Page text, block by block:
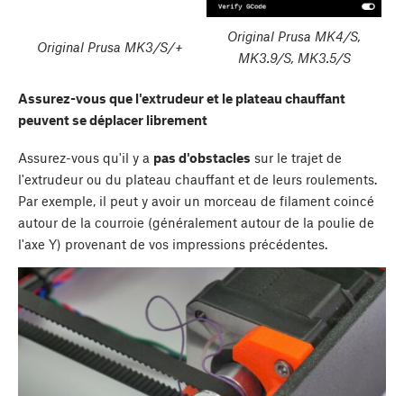
Original Prusa MK3/S/+
Original Prusa MK4/S,
MK3.9/S, MK3.5/S
Assurez-vous que l'extrudeur et le plateau chauffant
peuvent se déplacer librement
Assurez-vous qu'il y a pas d'obstacles sur le trajet de
l'extrudeur ou du plateau chauffant et de leurs roulements.
Par exemple, il peut y avoir un morceau de filament coincé
autour de la courroie (généralement autour de la poulie de
l'axe Y) provenant de vos impressions précédentes.